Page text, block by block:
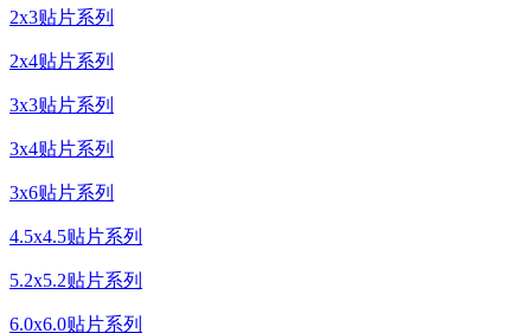
2x3贴片系列
2x4贴片系列
3x3贴片系列
3x4贴片系列
3x6贴片系列
4.5x4.5贴片系列
5.2x5.2贴片系列
6.0x6.0贴片系列